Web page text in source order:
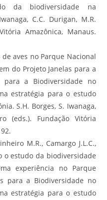
da biodiversidade na
C.C. Durigan, M.R.
Amazônica, Manaus.
aves no Parque Nacional
do Projeto Janelas para a
para a Biodiversidade no
estratégia para o estudo
S.H. Borges, S. Iwanaga,
(eds.). Fundação Vitória
M.R., Camargo J.L.C.,
o estudo da biodiversidade
experiência no Parque
para a Biodiversidade no
estratégia para o estudo